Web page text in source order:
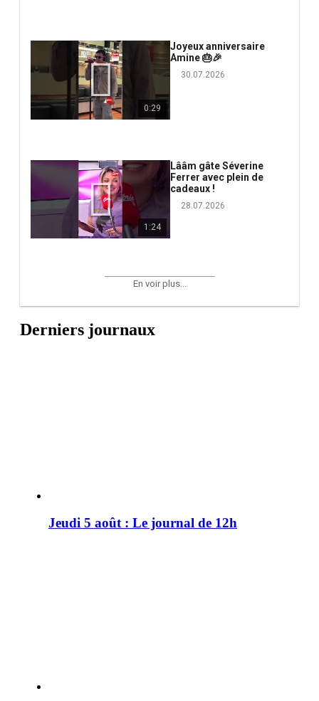
0:29
Joyeux anniversaire
Amine 🎂🎉
30.07.2026
1:24
Lââm gâte Séverine
Ferrer avec plein de
cadeaux !
28.07.2026
En voir plus...
Derniers journaux
Jeudi 5 août : Le journal de 12h